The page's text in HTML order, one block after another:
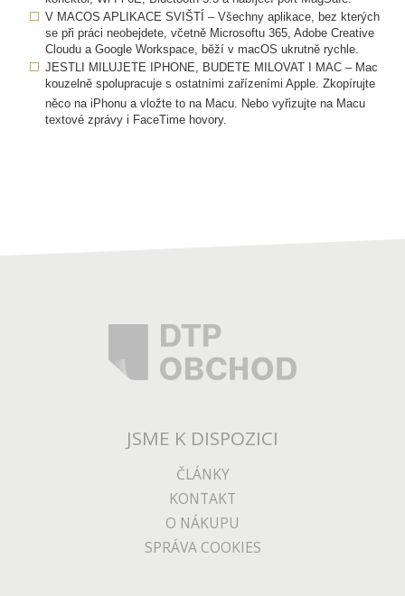
V MACOS APLIKACE SVIŠTÍ – Všechny aplikace, bez kterých
se při práci neobejdete, včetně Microsoftu 365, Adobe Creative
Cloudu a Google Workspace, běží v macOS ukrutně rychle.
JESTLI MILUJETE IPHONE, BUDETE MILOVAT I MAC – Mac
kouzelně spolupracuje s ostatními zařízeními Apple. Zkopírujte
něco na iPhonu a vložte to na Macu.
Nebo vyřizujte na Macu
textové zprávy i FaceTime hovory.
JSME K DISPOZICI
ČLÁNKY
KONTAKT
O NÁKUPU
SPRÁVA COOKIES